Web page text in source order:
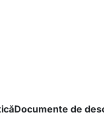
Documente de